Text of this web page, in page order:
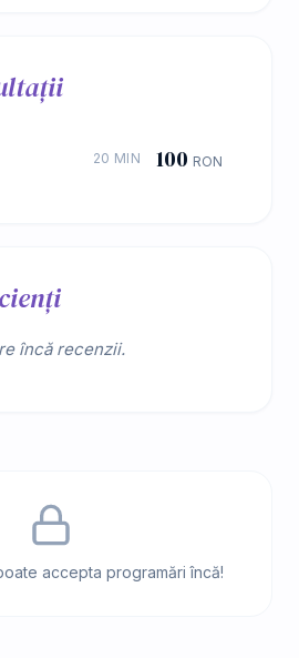
20 MIN 100 RON
încă recenzii.
accepta programări încă!